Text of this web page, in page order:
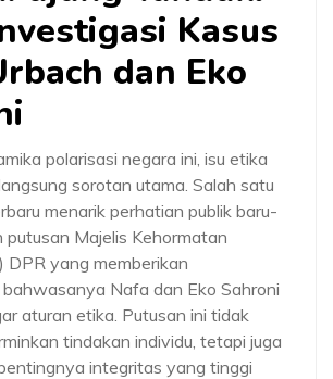
Kasus
dan Eko
polarisasi negara ini, isu etika
sorotan utama. Salah satu
menarik perhatian publik baru-
putusan Majelis Kehormatan
DPR yang memberikan
Nafa dan Eko Sahroni
aturan etika. Putusan ini tidak
tindakan individu, tetapi juga
integritas yang tinggi